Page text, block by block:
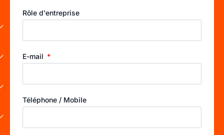
Rôle d'entreprise
E-mail
Téléphone / Mobile